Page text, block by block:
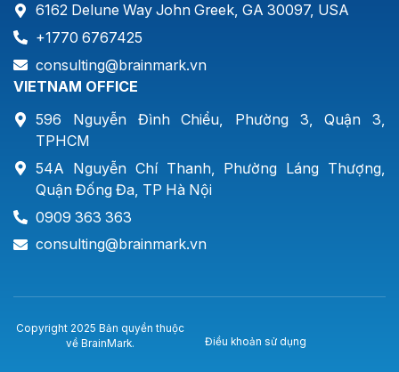
6162 Delune Way John Greek, GA 30097, USA
+1770 6767425
consulting@brainmark.vn
VIETNAM OFFICE
596 Nguyễn Đình Chiểu, Phường 3, Quận 3,
TPHCM
54A Nguyễn Chí Thanh, Phường Láng Thượng,
Quận Đống Đa, TP Hà Nội
0909 363 363
consulting@brainmark.vn
Copyright 2025 Bản quyền thuộc
về BrainMark.
Điều khoản sử dụng